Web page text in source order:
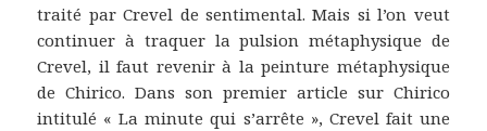
traité par Crevel de sentimental. Mais si l’on veut
continuer à traquer la pulsion métaphysique de
Crevel, il faut revenir à la peinture métaphysique
de Chirico. Dans son premier article sur Chirico
intitulé « La minute qui s’arrête », Crevel fait une